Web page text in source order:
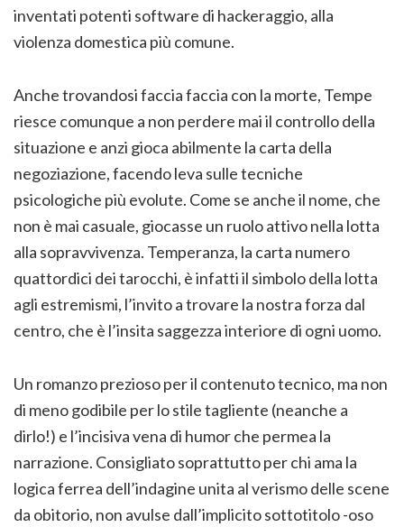
inventati potenti software di hackeraggio, alla
violenza domestica più comune.
Anche trovandosi faccia faccia con la morte, Tempe
riesce comunque a non perdere mai il controllo della
situazione e anzi gioca abilmente la carta della
negoziazione, facendo leva sulle tecniche
psicologiche più evolute. Come se anche il nome, che
non è mai casuale, giocasse un ruolo attivo nella lotta
alla sopravvivenza. Temperanza, la carta numero
quattordici dei tarocchi, è infatti il simbolo della lotta
agli estremismi, l’invito a trovare la nostra forza dal
centro, che è l’insita saggezza interiore di ogni uomo.
Un romanzo prezioso per il contenuto tecnico, ma non
di meno godibile per lo stile tagliente (neanche a
dirlo!) e l’incisiva vena di humor che permea la
narrazione. Consigliato soprattutto per chi ama la
logica ferrea dell’indagine unita al verismo delle scene
da obitorio, non avulse dall’implicito sottotitolo -oso